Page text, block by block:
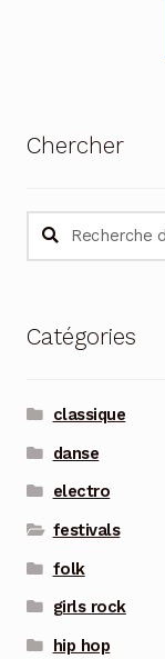
Chercher
Recherche
pour :
Recherche
Catégories
classique
danse
electro
festivals
folk
girls rock
hip hop